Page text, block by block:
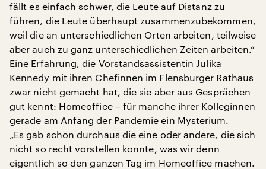
fällt es einfach schwer, die Leute auf Distanz zu
führen, die Leute überhaupt zusammenzubekommen,
weil die an unterschiedlichen Orten arbeiten, teilweise
aber auch zu ganz unterschiedlichen Zeiten arbeiten.“
Eine Erfahrung, die Vorstandsassistentin Julika
Kennedy mit ihren Chefinnen im Flensburger Rathaus
zwar nicht gemacht hat, die sie aber aus Gesprächen
gut kennt: Homeoffice – für manche ihrer Kolleginnen
gerade am Anfang der Pandemie ein Mysterium.
„Es gab schon durchaus die eine oder andere, die sich
nicht so recht vorstellen konnte, was wir denn
eigentlich so den ganzen Tag im Homeoffice machen.